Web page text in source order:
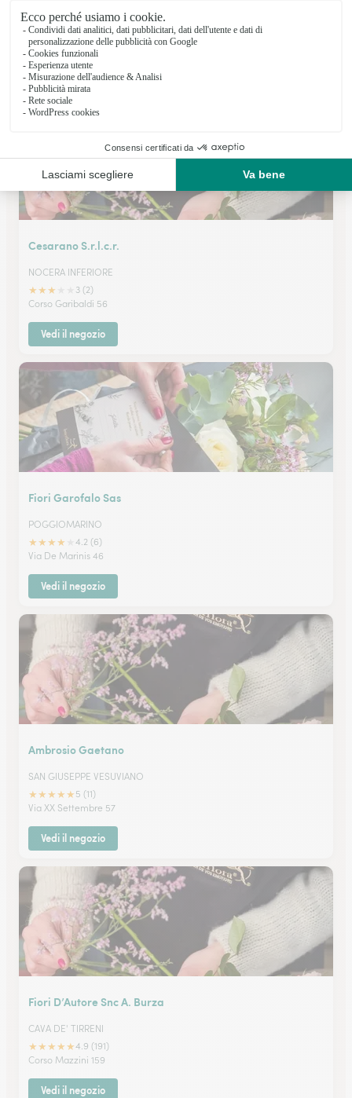
SAVIANO
★★★★★5 (1)
Corso Vittorio Emanuele 68
Vedi il negozio
Cesarano S.r.l.c.r.
NOCERA INFERIORE
★★★
3 (2)
Corso Garibaldi 56
Vedi il negozio
Fiori Garofalo Sas
POGGIOMARINO
★★★★
4.2 (6)
Via De Marinis 46
Vedi il negozio
Ambrosio Gaetano
SAN GIUSEPPE VESUVIANO
★★★★★ 5 (11)
Via XX Settembre 57
Vedi il negozio
Fiori D’Autore Snc A. Burza
CAVA DE' TIRRENI
★★★★★4.9 (191)
Corso Mazzini 159
Vedi il negozio